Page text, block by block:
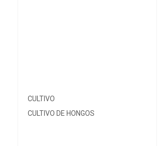
CULTIVO
CULTIVO DE HONGOS